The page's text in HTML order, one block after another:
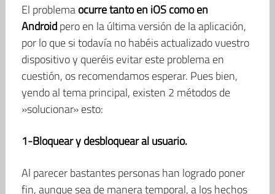
El problemaocurre tanto en iOS como en
Androidpero en la última versión de la aplicación,
por lo que si todavía no habéis actualizado vuestro
dispositivo y queréis evitar este problema en
cuestión, os recomendamos esperar. Pues bien,
yendo al tema principal, existen 2 métodos de
»solucionar» esto:
1-Bloquear y desbloquear al usuario.
Al parecer bastantes personas han logrado poner
fin, aunque sea de manera temporal, a los hechos